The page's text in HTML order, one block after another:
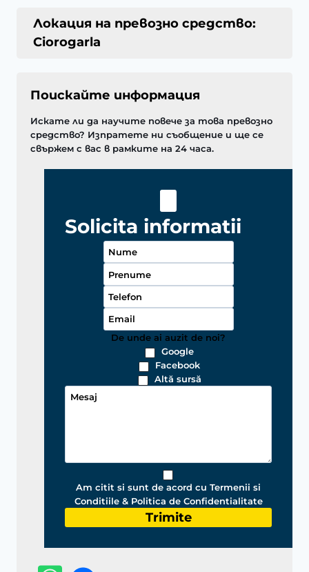
Локация на превозно средство:
Ciorogarla
Поискайте информация
Искате ли да научите повече за това превозно
средство? Изпратете ни съобщение и ще се
свържем с вас в рамките на 24 часа.
Solicita informatii
De unde ai auzit de noi?
Google
Facebook
Altă sursă
Am citit si sunt de acord cu Termenii si
Conditiile & Politica de Confidentialitate
Trimite